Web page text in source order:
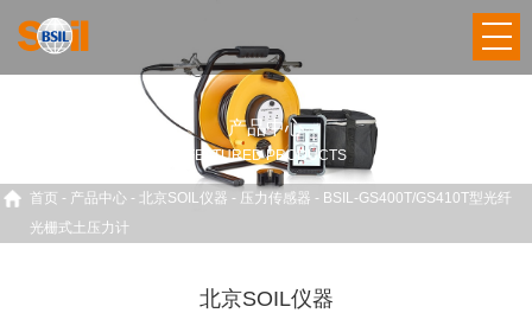
产品中心
FEATURED PRODUCTS
首页 - 产品中心 - 北京SOIL仪器 - 压力传感器 - BSIL-GS400T/GS410T型光纤
光栅式土压力计
北京SOIL仪器